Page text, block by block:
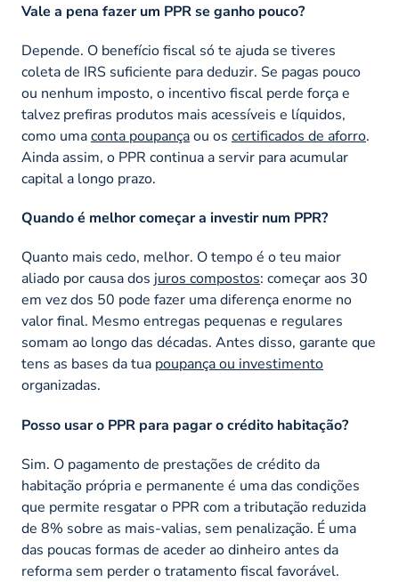
Vale a pena fazer um PPR se ganho pouco?
Depende. O benefício fiscal só te ajuda se tiveres
coleta de IRS suficiente para deduzir. Se pagas pouco
ou nenhum imposto, o incentivo fiscal perde força e
talvez prefiras produtos mais acessíveis e líquidos,
como umaconta poupançaou os certificados de aforro.
Ainda assim, o PPR continua a servir para acumular
capital a longo prazo.
Quando é melhor começar a investir num PPR?
Quanto mais cedo, melhor. O tempo é o teu maior
aliado por causa dos juros compostos: começar aos 30
em vez dos 50 pode fazer uma diferença enorme no
valor final. Mesmo entregas pequenas e regulares
somam ao longo das décadas. Antes disso, garante que
tens as bases da tua poupança ou investimento
organizadas.
Posso usar o PPR para pagar o crédito habitação?
Sim. O pagamento de prestações de crédito da
habitação própria e permanente é uma das condições
que permite resgatar o PPR com a tributação reduzida
de 8% sobre as mais-valias, sem penalização. É uma
das poucas formas de aceder ao dinheiro antes da
reforma sem perder o tratamento fiscal favorável.